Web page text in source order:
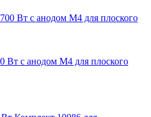
с анодом М4 для плоского